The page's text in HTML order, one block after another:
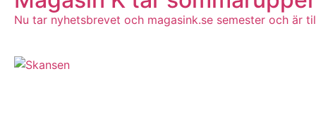
Nu tar nyhetsbrevet och magasink.se semester och är